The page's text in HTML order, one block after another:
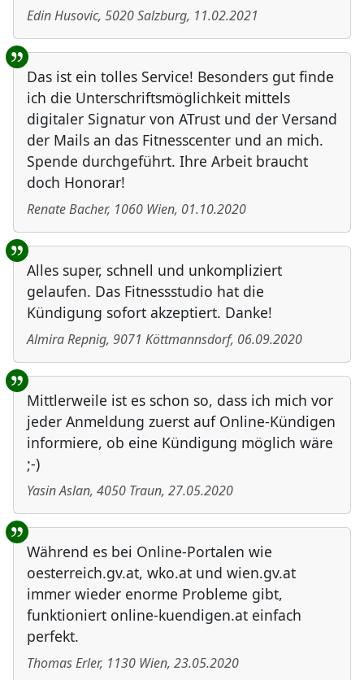
Edin Husovic, 5020Salzburg, 11.02.2021
Das ist ein tolles Service! Besonders gut finde
ich die Unterschriftsmöglichkeit mittels
digitaler Signatur von ATrust und der Versand
der Mails an das Fitnesscenter und an mich.
Spende durchgeführt. Ihre Arbeit braucht
doch Honorar!
Renate Bacher, 1060 Wien, 01.10.2020
Alles super, schnell und unkompliziert
gelaufen. Das Fitnessstudio hat die
Kündigung sofort akzeptiert. Danke!
Almira Repnig, 9071 Köttmannsdorf, 06.09.2020
Mittlerweile ist es schon so, dass ich mich vor
jeder Anmeldung zuerst auf Online-Kündigen
informiere, ob eine Kündigung möglich wäre
;-)
Yasin Aslan, 4050 Traun, 27.05.2020
Während es bei Online-Portalen wie
oesterreich.gv.at, wko.at und wien.gv.at
immer wieder enorme Probleme gibt,
funktioniert online-kuendigen.at einfach
perfekt.
Thomas Erler, 1130 Wien, 23.05.2020